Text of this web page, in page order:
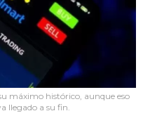
máximo histórico, aunque eso
llegado a su fin.